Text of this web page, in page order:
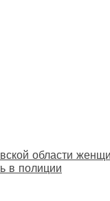
области
в полиции